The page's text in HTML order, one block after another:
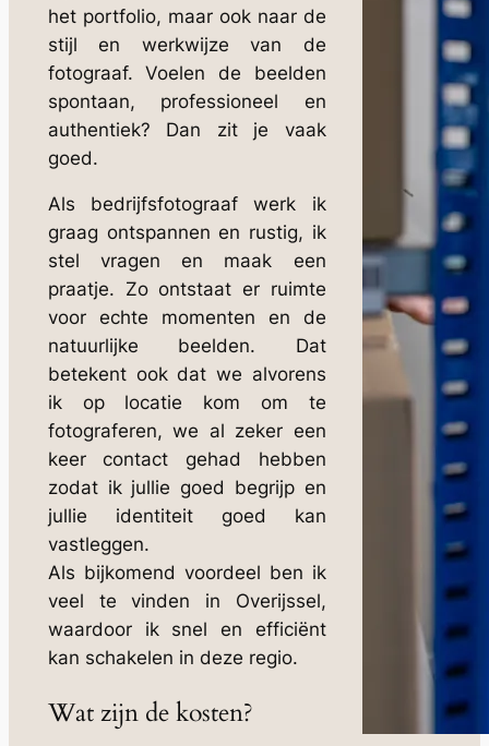
het portfolio, maar ook naar de
stijl en werkwijze van de
fotograaf. Voelen de beelden
spontaan, professioneel en
authentiek? Dan zit je vaak
goed.
Als bedrijfsfotograaf werk ik
graag ontspannen en rustig, ik
stel vragen en maak een
praatje. Zo ontstaat er ruimte
voor echte momenten en de
natuurlijke beelden. Dat
betekent ook dat we alvorens
ik op locatie kom om te
fotograferen, we al zeker een
keer contact gehad hebben
zodat ik jullie goed begrijp en
jullie identiteit goed kan
vastleggen.
Als bijkomend voordeel ben ik
veel te vinden in Overijssel,
waardoor ik snel en efficiënt
kan schakelen in deze regio.
Wat zijn de kosten?